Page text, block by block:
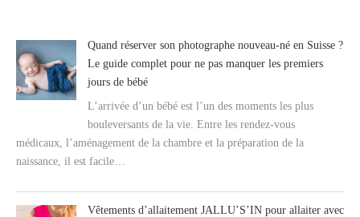
Quand réserver son photographe nouveau-né en Suisse ?
Le guide complet pour ne pas manquer les premiers
jours de bébé
L’arrivée d’un bébé est l’un des moments les plus
bouleversants de la vie. Entre les rendez-vous
médicaux, l’aménagement de la chambre et la préparation de la
naissance, il est facile…
Vêtements d’allaitement JALLU’S’IN pour allaiter avec